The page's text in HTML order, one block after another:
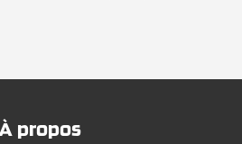
À propos